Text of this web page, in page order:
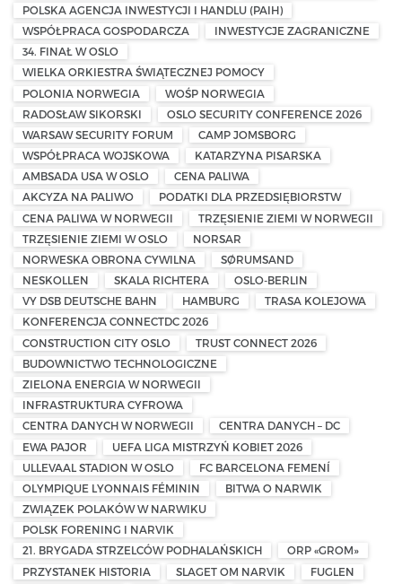
POLSKA AGENCJA INWESTYCJI I HANDLU (PAIH)
WSPÓŁPRACA GOSPODARCZA
INWESTYCJE ZAGRANICZNE
34. FINAŁ W OSLO
WIELKA ORKIESTRA ŚWIĄTECZNEJ POMOCY
POLONIA NORWEGIA
WOŚP NORWEGIA
RADOSŁAW SIKORSKI
OSLO SECURITY CONFERENCE 2026
WARSAW SECURITY FORUM
CAMP JOMSBORG
WSPÓŁPRACA WOJSKOWA
KATARZYNA PISARSKA
AMBSADA USA W OSLO
CENA PALIWA
AKCYZA NA PALIWO
PODATKI DLA PRZEDSIĘBIORSTW
CENA PALIWA W NORWEGII
TRZĘSIENIE ZIEMI W NORWEGII
TRZĘSIENIE ZIEMI W OSLO
NORSAR
NORWESKA OBRONA CYWILNA
SØRUMSAND
NESKOLLEN
SKALA RICHTERA
OSLO-BERLIN
VY DSB DEUTSCHE BAHN
HAMBURG
TRASA KOLEJOWA
KONFERENCJA CONNECTDC 2026
CONSTRUCTION CITY OSLO
TRUST CONNECT 2026
BUDOWNICTWO TECHNOLOGICZNE
ZIELONA ENERGIA W NORWEGII
INFRASTRUKTURA CYFROWA
CENTRA DANYCH W NORWEGII
CENTRA DANYCH – DC
EWA PAJOR
UEFA LIGA MISTRZYŃ KOBIET 2026
ULLEVAAL STADION W OSLO
FC BARCELONA FEMENÍ
OLYMPIQUE LYONNAIS FÉMININ
BITWA O NARWIK
ZWIĄZEK POLAKÓW W NARWIKU
POLSK FORENING I NARVIK
21. BRYGADA STRZELCÓW PODHALAŃSKICH
ORP «GROM»
PRZYSTANEK HISTORIA
SLAGET OM NARVIK
FUGLEN